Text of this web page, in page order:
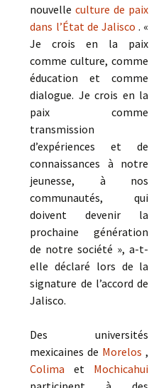
nouvelleculture de paix
dans l’État de Jalisco. «
Je crois en la paix
comme culture, comme
éducation et comme
dialogue. Je crois en la
paix comme
transmission
d’expériences et de
connaissances à notre
jeunesse, à nos
communautés, qui
doivent devenir la
prochaine génération
de notre société », a-t-
elle déclaré lors de la
signature de l’accord de
Jalisco.
Des universités
mexicaines de Morelos ,
Colimaet Mochicahui